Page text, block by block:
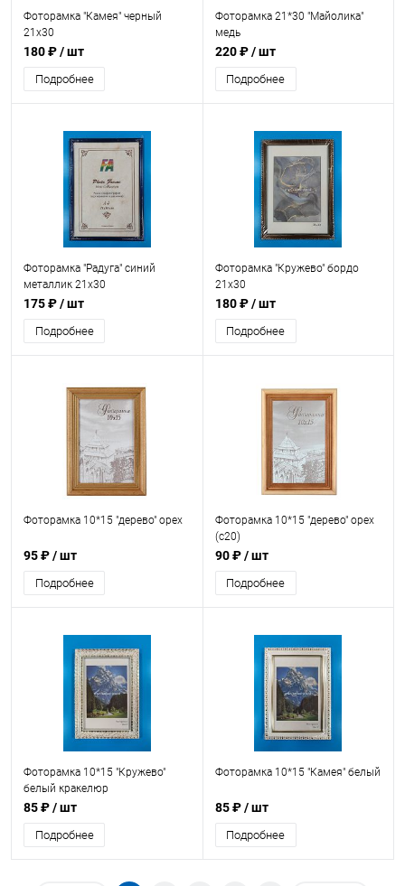
Фоторамка "Камея" черный
21x30
180 ₽/ шт
Подробнее
Фоторамка 21*30 "Майолика"
медь
220 ₽/ шт
Подробнее
Фоторамка "Радуга" синий
металлик 21x30
175 ₽/ шт
Подробнее
Фоторамка "Кружево" бордо
21x30
180 ₽/ шт
Подробнее
Фоторамка 10*15 "дерево" орех
95 ₽/ шт
Подробнее
Фоторамка 10*15 "дерево" орех
(с20)
90 ₽/ шт
Подробнее
Фоторамка 10*15 "Кружево"
белый кракелюр
85 ₽/ шт
Подробнее
Фоторамка 10*15 "Камея" белый
85 ₽/ шт
Подробнее